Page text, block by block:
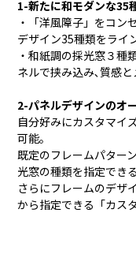
1-新たに和モダンな35
・「洋風障子」をコン
デザイン35種類をライ
・和紙調の採光窓３種
ネルで挟み込み､質感
2-パネルデザインのオ
自分好みにカスタマイ
可能。
既定のフレームパター
光窓の種類を指定でき
さらにフレームのデザ
から指定できる「カス